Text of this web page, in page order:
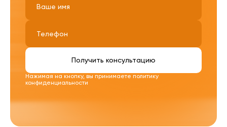
Нажимая на кнопку, вы принимаете политику
конфиденциальности
Получить консультацию